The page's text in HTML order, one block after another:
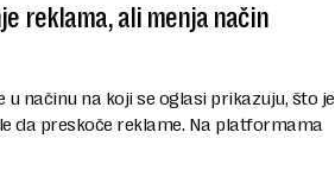
reklama, ali menja način
načinu na koji se oglasi prikazuju, što je
da preskoče reklame. Na platformama